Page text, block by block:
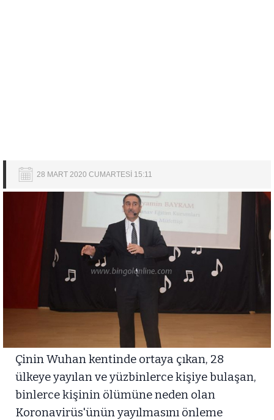
28 MART 2020 CUMARTESİ 15:11
Çinin Wuhan kentinde ortaya çıkan, 28
ülkeye yayılan ve yüzbinlerce kişiye bulaşan,
binlerce kişinin ölümüne neden olan
Koronavirüs'ünün yayılmasını önleme